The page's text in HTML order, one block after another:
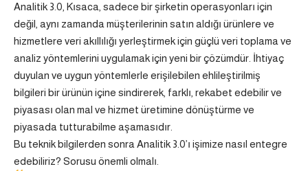
Analitik 3.0, Kısaca, sadece bir şirketin operasyonları için
değil, aynı zamanda müşterilerinin satın aldığı ürünlere ve
hizmetlere veri akıllılığı yerleştirmek için güçlü veri toplama ve
analiz yöntemlerini uygulamak için yeni bir çözümdür. İhtiyaç
duyulan ve uygun yöntemlerle erişilebilen ehlileştirilmiş
bilgileri bir ürünün içine sindirerek, farklı, rekabet edebilir ve
piyasası olan mal ve hizmet üretimine dönüştürme ve
piyasada tutturabilme aşamasıdır.
Bu teknik bilgilerden sonra Analitik 3.0’ı işimize nasıl entegre
edebiliriz? Sorusu önemli olmalı.